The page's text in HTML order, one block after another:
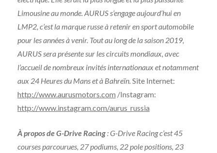
Limousine au monde. AURUS s’engage aujourd’hui en
LMP2, c’est la marque russe à retenir en sport automobile
pour les années à venir. Tout au long de la saison 2019,
AURUS sera présente sur les circuits mondiaux, avec
l’accueil de nombreux invités internationaux et notamment
aux 24 Heures du Mans et à Bahreïn.Site Internet:
http://www.aurusmotors.com /Instagram:
http://www.instagram.com/aurus_russia
À propos de G-Drive Racing: G-Drive Racing c’est 45
courses parcourues, 27 podiums, 22 pole positions, 23